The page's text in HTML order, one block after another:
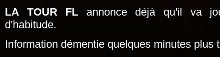
LA TOUR FL annonce déjà qu'il va
d'habitude.
Information démentie quelques minutes plus